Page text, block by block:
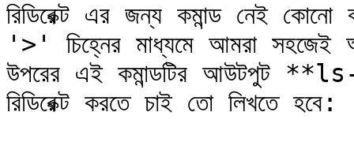
রিডিরেক্ট এর জন্য কমান্ড নেই
'>' চিহ্নের মাধ্যমে আমরা সহজেই
উপরের এই কমান্ডটির আউটপুট
রিডিরেক্ট করতে চাই তো লিখতে হবে: